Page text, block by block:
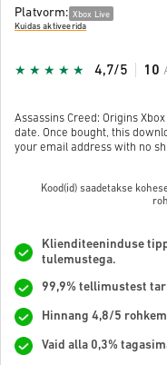
Platvorm: Xbox Live
Kuidas aktiveerida
4,7/5 10
Assassins Creed: Origins
date. Once bought, this
your email address with no
Kood(id) saadetakse
Klienditeeninduse
tulemustega.
99,9% tellimustest
Hinnang 4,8/5
Vaid alla 0,3%